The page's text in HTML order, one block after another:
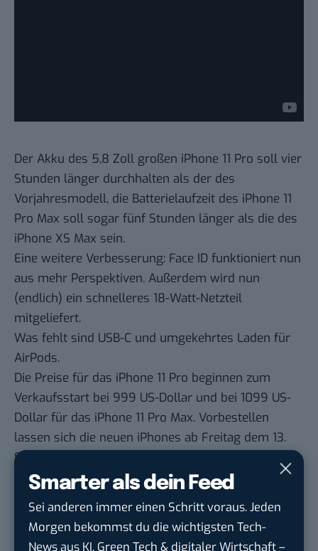
Smarter als dein Feed
Sei anderen immer einen Schritt voraus. Jeden
Morgen bekommst du die wichtigsten Tech-
News aus KI, Green Tech & digitaler Wirtschaft –
Der Akku des 5,8 Zoll großen iPhone 11 Pro soll vier
Stunden länger durchhalten als der des
Vorjahresmodell, die Batterielaufzeit des iPhone 11
Pro Max soll sogar fünf Stunden länger als die des
iPhone XS Max sein.
Eine weitere Verbesserung: Face ID funktioniert nun
aus mehr Perspektiven. Außerdem wird nun
(endlich) ein schnelleres 18-Watt-Netzteil
mitgeliefert.
Was fehlt sind USB-C und umgekehrtes Laden für
AirPods.
Die Preise für das iPhone 11 Pro beginnen zum
Verkaufsstart bei 999 US-Dollar und bei 1099 US-
Dollar für das iPhone 11 Pro Max. Vorbestellen
lassen sich die neuen iPhones ab Freitag dem 13.
September um 14 Uhr, Liefertermin ist der 20.
September.
Du möchtest nicht abgehängt werden
, wenn es um
KI, Green Tech und die Tech-Themen von Morgen